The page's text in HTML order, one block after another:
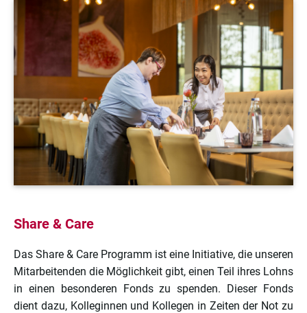
Share & Care
Das Share & Care Programm ist eine Initiative, die unseren
Mitarbeitenden die Möglichkeit gibt, einen Teil ihres Lohns
in einen besonderen Fonds zu spenden. Dieser Fonds
dient dazu, Kolleginnen und Kollegen in Zeiten der Not zu